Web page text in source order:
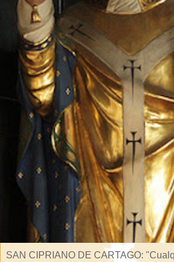
SAN CIPRIANO DE CARTAGO: